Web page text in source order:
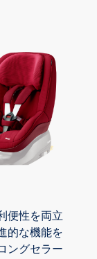
便性を両立
的な機能を
ングセラー